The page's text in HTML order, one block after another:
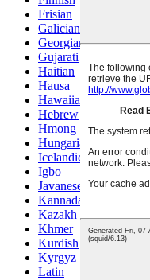
Frisian
Galician
Georgian
Gujarati
Haitian
Hausa
Hawaiian
Hebrew
Hmong
Hungarian
Icelandic
Igbo
Javanese
Kannada
Kazakh
Khmer
Kurdish
Kyrgyz
Latin